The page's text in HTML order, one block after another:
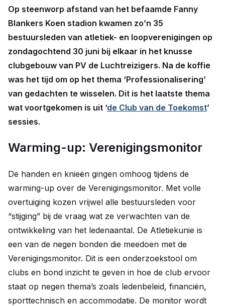
Op steenworp afstand van het befaamde Fanny
Blankers Koen stadion kwamen zo’n 35
bestuursleden van atletiek- en loopverenigingen op
zondagochtend 30 juni bij elkaar in het knusse
clubgebouw van PV de Luchtreizigers. Na de koffie
was het tijd om op het thema ‘Professionalisering’
van gedachten te wisselen. Dit is het laatste thema
wat voortgekomen is uit ‘de Club van de Toekomst’
sessies.
Warming-up: Verenigingsmonitor
De handen en knieën gingen omhoog tijdens de
warming-up over de Verenigingsmonitor. Met volle
overtuiging kozen vrijwel alle bestuursleden voor
“stijging” bij de vraag wat ze verwachten van de
ontwikkeling van het ledenaantal. De Atletiekunie is
een van de negen bonden die meedoen met de
Verenigingsmonitor. Dit is een onderzoekstool om
clubs en bond inzicht te geven in hoe de club ervoor
staat op negen thema’s zoals ledenbeleid, financiën,
sporttechnisch en accommodatie. De monitor wordt